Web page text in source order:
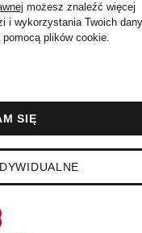
zł
możesz znaleźć więcej
i wykorzystania Twoich
plików cookie.
SIĘ